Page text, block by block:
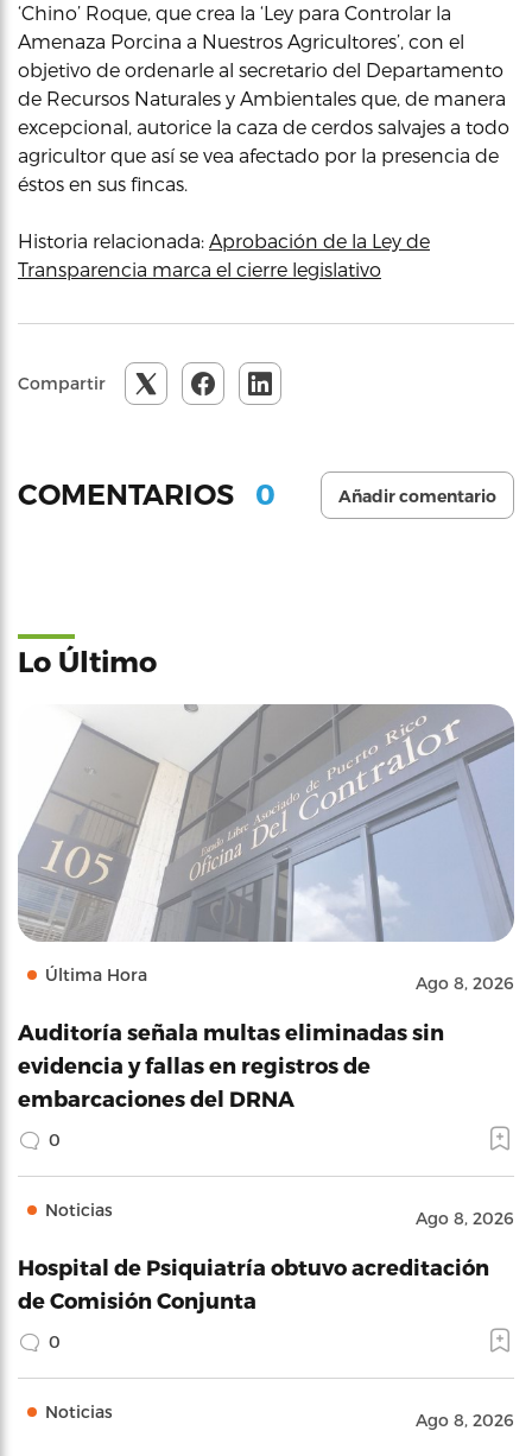
‘Chino’ Roque, que crea la ‘Ley para Controlar la
Amenaza Porcina a Nuestros Agricultores’, con el
objetivo de ordenarle al secretario del Departamento
de Recursos Naturales y Ambientales que, de manera
excepcional, autorice la caza de cerdos salvajes a todo
agricultor que así se vea afectado por la presencia de
éstos en sus fincas.
Historia relacionada: Aprobación de la Ley de
Transparencia marca el cierre legislativo
Compartir
COMENTARIOS 0 Añadir comentario
Lo Último
Última Hora Ago 8, 2026
Auditoría señala multas eliminadas sin
evidencia y fallas en registros de
embarcaciones del DRNA
0
Noticias Ago 8, 2026
Hospital de Psiquiatría obtuvo acreditación
de Comisión Conjunta
0
Noticias Ago 8, 2026